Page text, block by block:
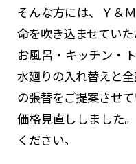
そんな方には、Ｙ＆
命を吹き込ませていた
お風呂・キッチン・
水廻りの入れ替えと
の張替をご提案させて
価格見直ししました
ください。